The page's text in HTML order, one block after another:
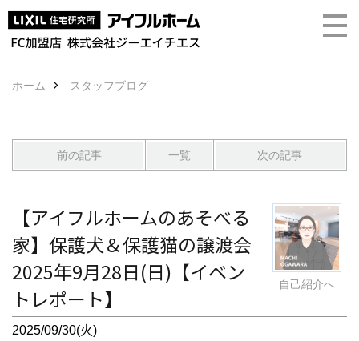
ホーム スタッフブログ
前の記事 一覧 次の記事
自己紹介へ
【アイフルホームのあそべる
家】保護犬＆保護猫の譲渡会
2025年9月28日(日)【イベン
トレポート】
2025/09/30(火)